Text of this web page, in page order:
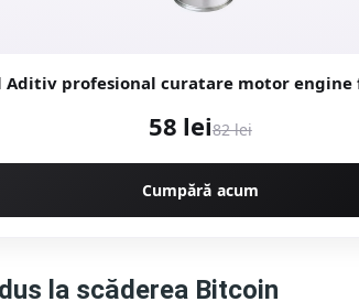
Aditiv profesional curatare motor engine
58 lei82 lei
Cumpără acum
la scăderea Bitcoin